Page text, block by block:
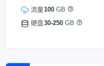
流量
硬盘
100 GB
30-250 GB